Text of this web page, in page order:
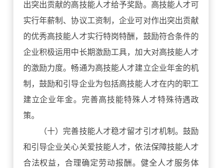
出突出贡献的高技能人才给予奖励。高技能人才可
实行年薪制、协议工资制，企业可对作出突出贡献
的优秀高技能人才实行特岗特酬，鼓励符合条件的
企业积极运用中长期激励工具，加大对高技能人才
的激励力度。畅通为高技能人才建立企业年金的机
制，鼓励和引导企业为包括高技能人才在内的职工
建立企业年金。完善高技能特殊人才特殊待遇政
策。
（十）完善技能人才稳才留才引才机制。鼓励
和引导企业关心关爱技能人才，依法保障技能人才
合法权益，合理确定劳动报酬。健全人才服务体